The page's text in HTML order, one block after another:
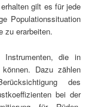
gilt es für jede
Populationssituation
zu erarbeiten.
die in
Dazu zählen
des
bei der